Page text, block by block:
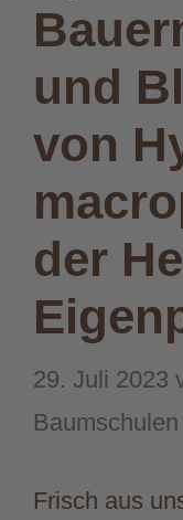
und
von
der
29. Juli 2023
Frisch aus